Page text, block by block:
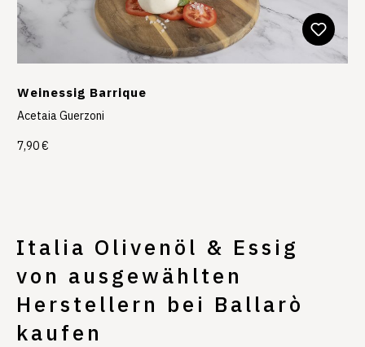
Weinessig Barrique
Acetaia Guerzoni
7,90 €
Italia Olivenöl & Essig
von ausgewählten
Herstellern bei Ballarò
kaufen